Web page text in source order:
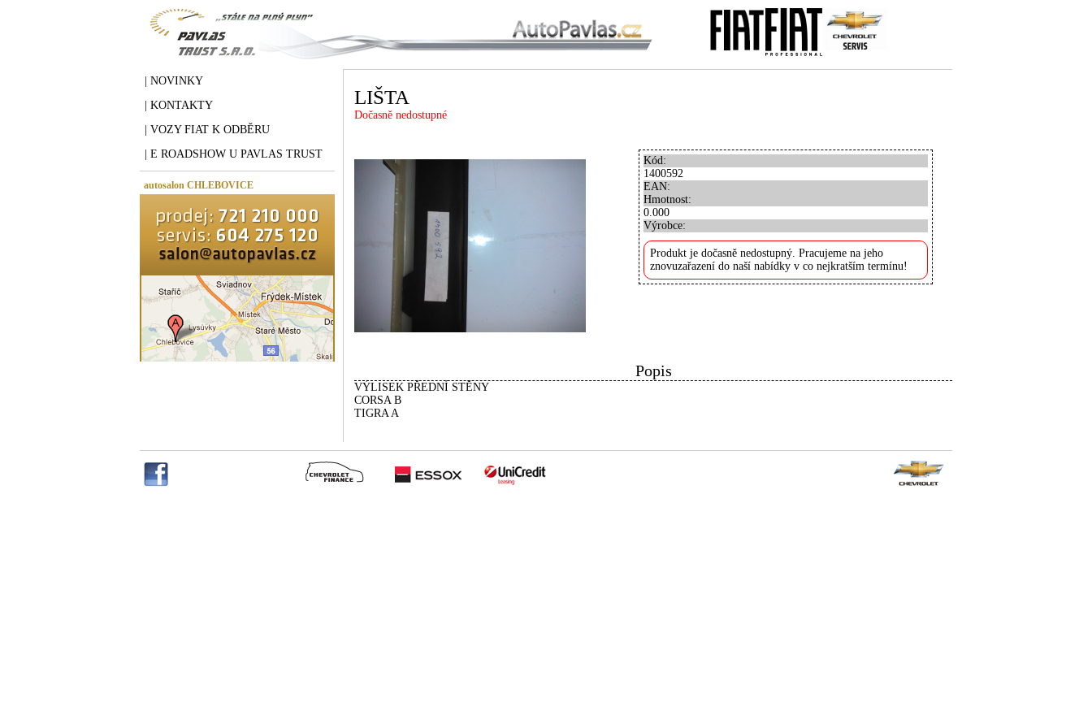
| NOVINKY
| KONTAKTY
| VOZY FIAT K ODBĚRU
| E ROADSHOW U PAVLAS TRUST
autosalon CHLEBOVICE
LIŠTA
Dočasně nedostupné
Kód:
1400592
EAN:
Hmotnost:
0.000
Výrobce:
Produkt je dočasně nedostupný. Pracujeme na jeho
znovuzařazení do naší nabídky v co nejkratším termínu!
Popis
VÝLISEK PŘEDNÍ STĚNY
CORSA B
TIGRA A